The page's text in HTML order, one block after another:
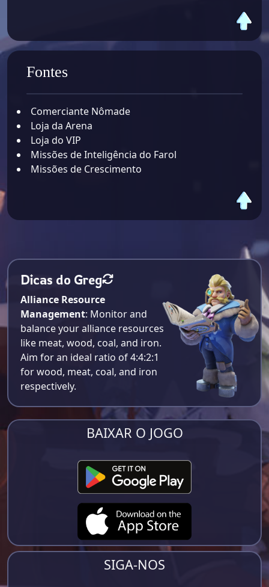
Fontes
Comerciante Nômade
Loja da Arena
Loja do VIP
Missões de Inteligência do Farol
Missões de Crescimento
Dicas do Greg
Alliance Resource
Management: Monitor and
balance your alliance resources
like meat, wood, coal, and iron.
Aim for an ideal ratio of 4:4:2:1
for wood, meat, coal, and iron
respectively​.
BAIXAR O JOGO
SIGA-NOS